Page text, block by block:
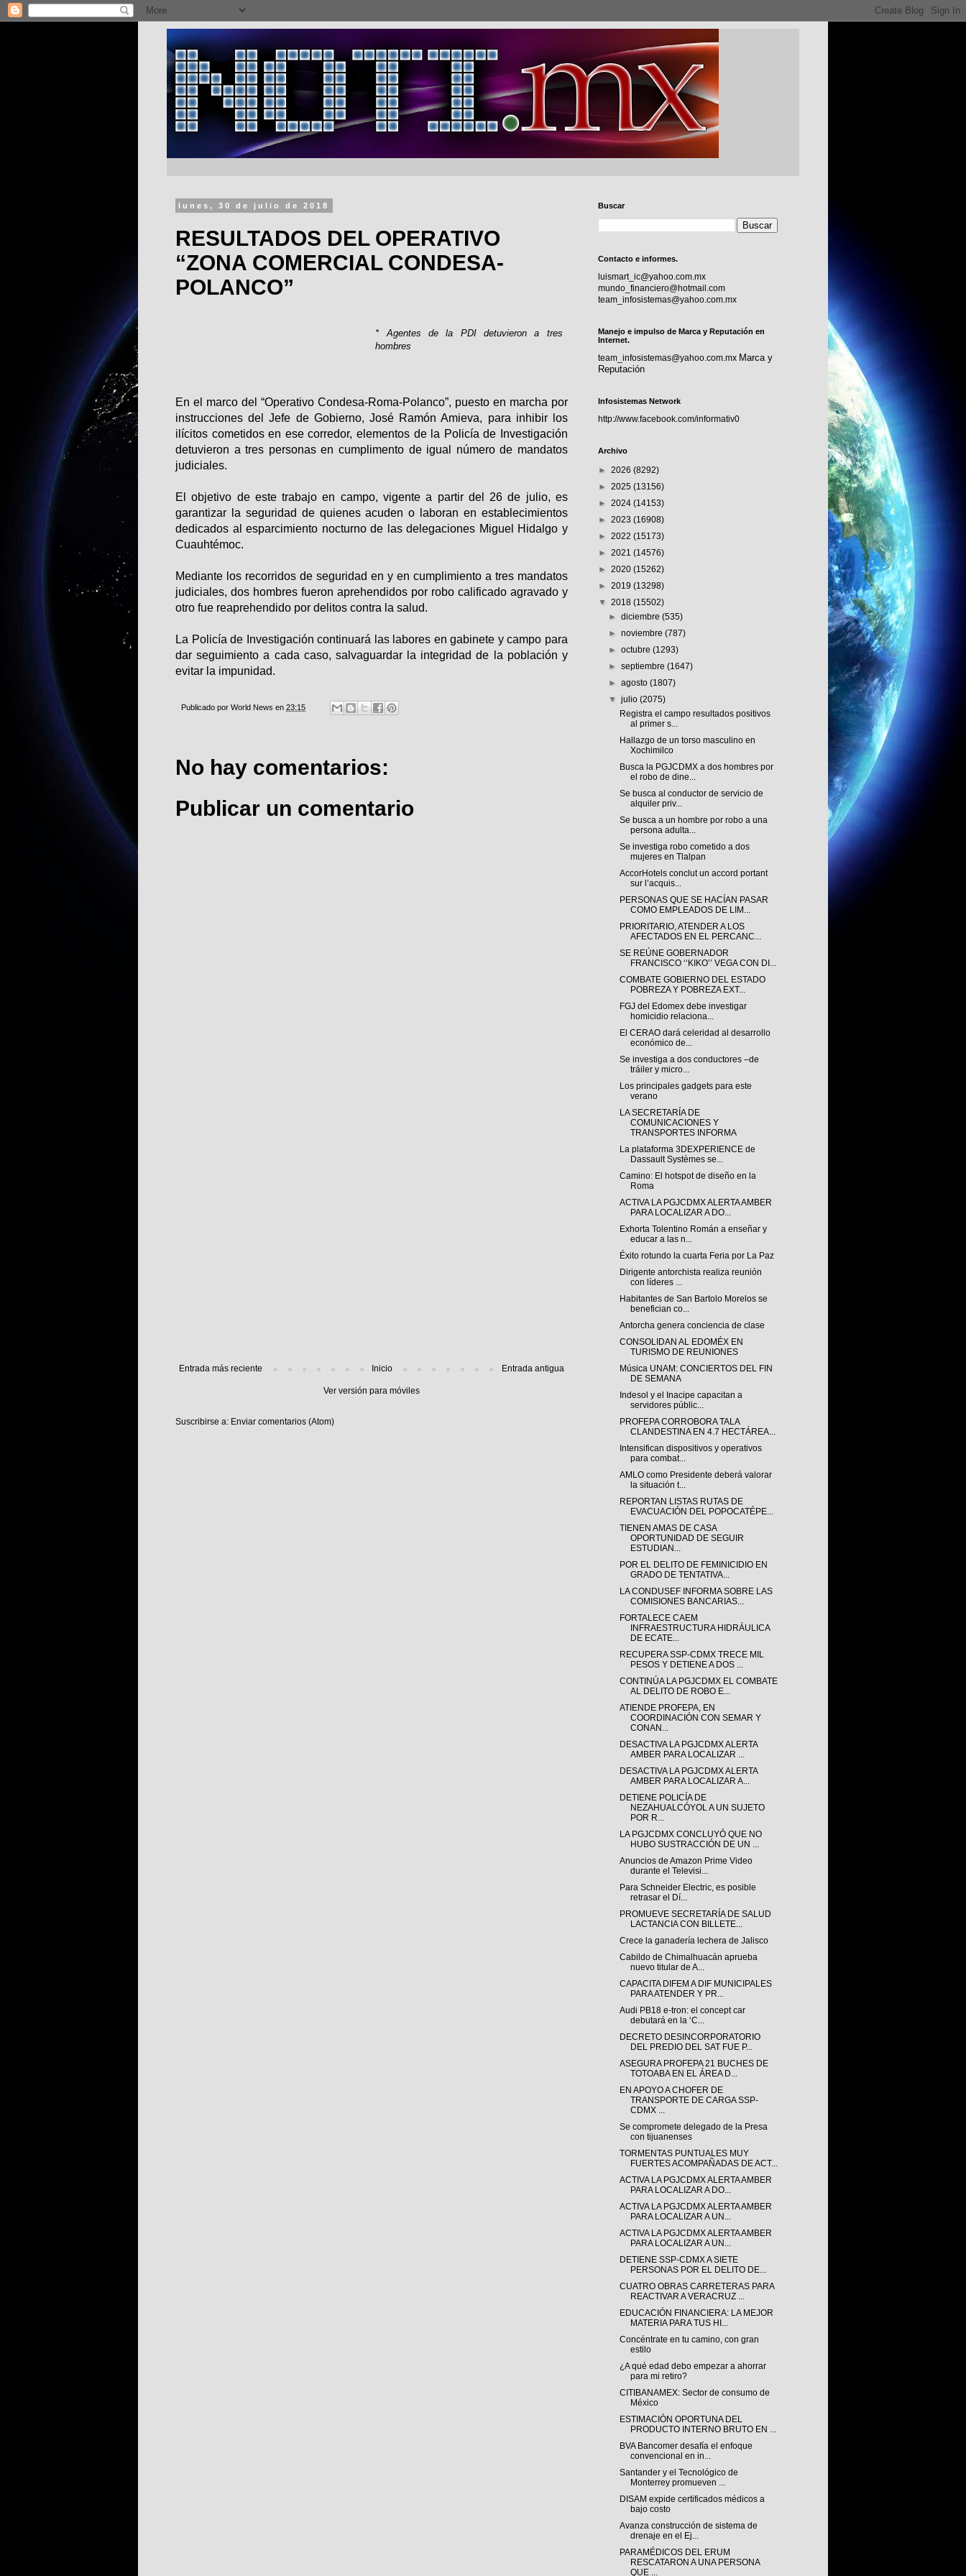
lunes, 30 de julio de 2018
RESULTADOS DEL OPERATIVO
“ZONA COMERCIAL CONDESA-
POLANCO”
* Agentes de la PDI detuvieron a tres
hombres
En el marco del “Operativo Condesa-Roma-Polanco”, puesto en marcha por
instrucciones del Jefe de Gobierno, José Ramón Amieva, para inhibir los
ilícitos cometidos en ese corredor, elementos de la Policía de Investigación
detuvieron a tres personas en cumplimento de igual número de mandatos
judiciales.
El objetivo de este trabajo en campo, vigente a partir del 26 de julio, es
garantizar la seguridad de quienes acuden o laboran en establecimientos
dedicados al esparcimiento nocturno de las delegaciones Miguel Hidalgo y
Cuauhtémoc.
Mediante los recorridos de seguridad en y en cumplimiento a tres mandatos
judiciales, dos hombres fueron aprehendidos por robo calificado agravado y
otro fue reaprehendido por delitos contra la salud.
La Policía de Investigación continuará las labores en gabinete y campo para
dar seguimiento a cada caso, salvaguardar la integridad de la población y
evitar la impunidad.
Publicado por World News en 23:15
No hay comentarios:
Publicar un comentario
Entrada más reciente Entrada antigua
Inicio
Ver versión para móviles
Suscribirse a: Enviar comentarios (Atom)
Buscar
Contacto e informes.
luismart_ic@yahoo.com.mx
mundo_financiero@hotmail.com
team_infosistemas@yahoo.com.mx
Manejo e impulso de Marca y Reputación en
Internet.
team_infosistemas@yahoo.com.mx Marca y
Reputación
Infosistemas Network
http://www.facebook.com/informativ0
Archivo
► 2026 (8292)
► 2025 (13156)
► 2024 (14153)
► 2023 (16908)
► 2022 (15173)
► 2021 (14576)
► 2020 (15262)
► 2019 (13298)
▼ 2018 (15502)
►diciembre(535)
►noviembre(787)
►octubre(1293)
►septiembre(1647)
►agosto(1807)
▼julio(2075)
Registra el campo resultados positivos
al primer s...
Hallazgo de un torso masculino en
Xochimilco
Busca la PGJCDMX a dos hombres por
el robo de dine...
Se busca al conductor de servicio de
alquiler priv...
Se busca a un hombre por robo a una
persona adulta...
Se investiga robo cometido a dos
mujeres en Tlalpan
AccorHotels conclut un accord portant
sur l’acquis...
PERSONAS QUE SE HACÍAN PASAR
COMO EMPLEADOS DE LIM...
PRIORITARIO, ATENDER A LOS
AFECTADOS EN EL PERCANC...
SE REÚNE GOBERNADOR
FRANCISCO ‘‘KIKO’’ VEGA CON DI...
COMBATE GOBIERNO DEL ESTADO
POBREZA Y POBREZA EXT...
FGJ del Edomex debe investigar
homicidio relaciona...
El CERAO dará celeridad al desarrollo
económico de...
Se investiga a dos conductores –de
tráiler y micro...
Los principales gadgets para este
verano
LA SECRETARÍA DE
COMUNICACIONES Y
TRANSPORTES INFORMA
La plataforma 3DEXPERIENCE de
Dassault Systèmes se...
Camino: El hotspot de diseño en la
Roma
ACTIVA LA PGJCDMX ALERTA AMBER
PARA LOCALIZAR A DO...
Exhorta Tolentino Román a enseñar y
educar a las n...
Éxito rotundo la cuarta Feria por La Paz
Dirigente antorchista realiza reunión
con líderes ...
Habitantes de San Bartolo Morelos se
benefician co...
Antorcha genera conciencia de clase
CONSOLIDAN AL EDOMÉX EN
TURISMO DE REUNIONES
Música UNAM: CONCIERTOS DEL FIN
DE SEMANA
Indesol y el Inacipe capacitan a
servidores públic...
PROFEPA CORROBORA TALA
CLANDESTINA EN 4.7 HECTÁREA...
Intensifican dispositivos y operativos
para combat...
AMLO como Presidente deberá valorar
la situación t...
REPORTAN LISTAS RUTAS DE
EVACUACIÓN DEL POPOCATÉPE...
TIENEN AMAS DE CASA
OPORTUNIDAD DE SEGUIR
ESTUDIAN...
POR EL DELITO DE FEMINICIDIO EN
GRADO DE TENTATIVA...
LA CONDUSEF INFORMA SOBRE LAS
COMISIONES BANCARIAS...
FORTALECE CAEM
INFRAESTRUCTURA HIDRÁULICA
DE ECATE...
RECUPERA SSP-CDMX TRECE MIL
PESOS Y DETIENE A DOS ...
CONTINÚA LA PGJCDMX EL COMBATE
AL DELITO DE ROBO E...
ATIENDE PROFEPA, EN
COORDINACIÓN CON SEMAR Y
CONAN...
DESACTIVA LA PGJCDMX ALERTA
AMBER PARA LOCALIZAR ...
DESACTIVA LA PGJCDMX ALERTA
AMBER PARA LOCALIZAR A...
DETIENE POLICÍA DE
NEZAHUALCÓYOL A UN SUJETO
POR R...
LA PGJCDMX CONCLUYÓ QUE NO
HUBO SUSTRACCIÓN DE UN ...
Anuncios de Amazon Prime Video
durante el Televisi...
Para Schneider Electric, es posible
retrasar el Dí...
PROMUEVE SECRETARÍA DE SALUD
LACTANCIA CON BILLETE...
Crece la ganadería lechera de Jalisco
Cabildo de Chimalhuacán aprueba
nuevo titular de A...
CAPACITA DIFEM A DIF MUNICIPALES
PARA ATENDER Y PR...
Audi PB18 e-tron: el concept car
debutará en la ‘C...
DECRETO DESINCORPORATORIO
DEL PREDIO DEL SAT FUE P...
ASEGURA PROFEPA 21 BUCHES DE
TOTOABA EN EL ÁREA D...
EN APOYO A CHOFER DE
TRANSPORTE DE CARGA SSP-
CDMX ...
Se compromete delegado de la Presa
con tijuanenses
TORMENTAS PUNTUALES MUY
FUERTES ACOMPAÑADAS DE ACT...
ACTIVA LA PGJCDMX ALERTA AMBER
PARA LOCALIZAR A DO...
ACTIVA LA PGJCDMX ALERTA AMBER
PARA LOCALIZAR A UN...
ACTIVA LA PGJCDMX ALERTA AMBER
PARA LOCALIZAR A UN...
DETIENE SSP-CDMX A SIETE
PERSONAS POR EL DELITO DE...
CUATRO OBRAS CARRETERAS PARA
REACTIVAR A VERACRUZ ...
EDUCACIÓN FINANCIERA: LA MEJOR
MATERIA PARA TUS HI...
Concéntrate en tu camino, con gran
estilo
¿A qué edad debo empezar a ahorrar
para mi retiro?
CITIBANAMEX: Sector de consumo de
México
ESTIMACIÓN OPORTUNA DEL
PRODUCTO INTERNO BRUTO EN ...
BVA Bancomer desafía el enfoque
convencional en in...
Santander y el Tecnológico de
Monterrey promueven ...
DISAM expide certificados médicos a
bajo costo
Avanza construcción de sistema de
drenaje en el Ej...
PARAMÉDICOS DEL ERUM
RESCATARON A UNA PERSONA
QUE ...